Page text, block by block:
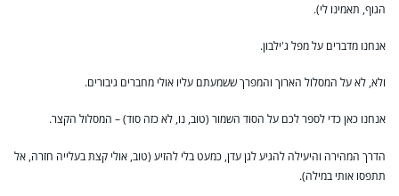
הגוף, תאמינו לי).
אנחנו מדברים על מפל ג'ילבון.
ולא, לא על המסלול הארוך והמפרך ששמעתם עליו אולי מחברים גיבורים.
אנחנו כאן כדי לספר לכם על הסוד השמור (טוב, נו, לא כזה סוד) – המסלול הקצר.
הדרך המהירה והיעילה להגיע לגן עדן, כמעט בלי להזיע (טוב, אולי קצת בעלייה חזרה, אל
תתפסו אותי במילה).